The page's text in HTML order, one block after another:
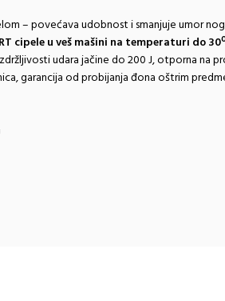
– povećava udobnost i smanjuje umor
cipele u veš mašini na temperaturi do
udara jačine do 200 J, otporna na
garancija od probijanja đona oštrim